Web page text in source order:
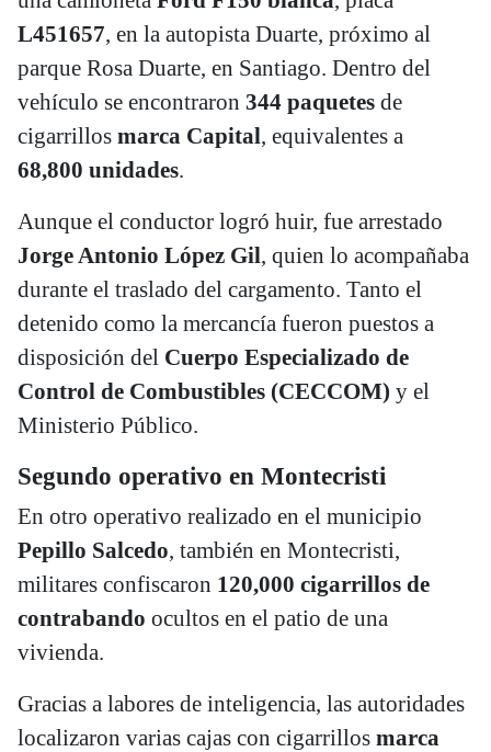
L451657, en la autopista Duarte, próximo al
parque Rosa Duarte, en Santiago. Dentro del
vehículo se encontraron 344 paquetes de
cigarrillos marca Capital, equivalentes a
68,800 unidades.
Aunque el conductor logró huir, fue arrestado
Jorge Antonio López Gil, quien lo acompañaba
durante el traslado del cargamento. Tanto el
detenido como la mercancía fueron puestos a
disposición del Cuerpo Especializado de
Control de Combustibles (CECCOM) y el
Ministerio Público.
Segundo operativo en Montecristi
En otro operativo realizado en el municipio
Pepillo Salcedo, también en Montecristi,
militares confiscaron 120,000 cigarrillos de
contrabando ocultos en el patio de una
vivienda.
Gracias a labores de inteligencia, las autoridades
localizaron varias cajas con cigarrillos marca